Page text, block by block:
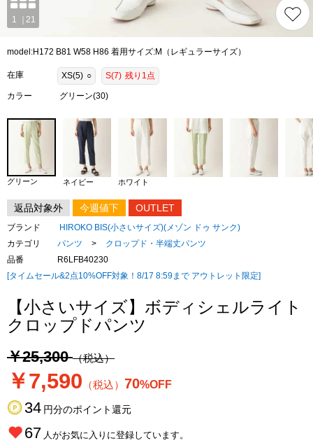
model:H172 B81 W58 H86 着用サイズ:M（レギュラーサイズ）
在庫 XS(5) ○ S(7) 残り1点
カラー グリーン(30)
グリーン ネイビー ホワイト
返品対象外 今週値下 OUTLET
ブランド
HIROKO BIS(小さいサイズ)(メゾン ドゥ サンク)
カテゴリ
パンツ >
クロップド・半端丈パンツ
品番
R6LFB40230
[タイムセール&2点10%OFF対象！8/17 8:59まで アウトレット限定]
【小さいサイズ】ボディシェルライト
クロップドパンツ
￥25,300（税込）
￥7,590 （税込） 70%OFF
34 円分のポイント還元
67 人がお気に入りに登録しています。